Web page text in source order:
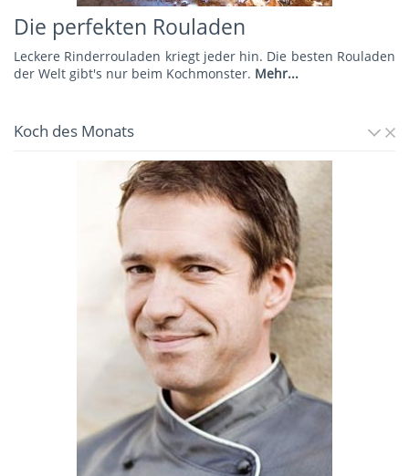
Die perfekten Rouladen
Leckere Rinderrouladen kriegt jeder hin. Die besten Rouladen
der Welt gibt's nur beim Kochmonster. Mehr...
Koch des Monats